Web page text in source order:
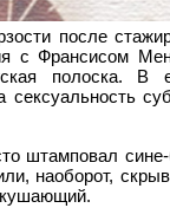
после
с Франсисом
полоска. В
штамповал
наоборот,